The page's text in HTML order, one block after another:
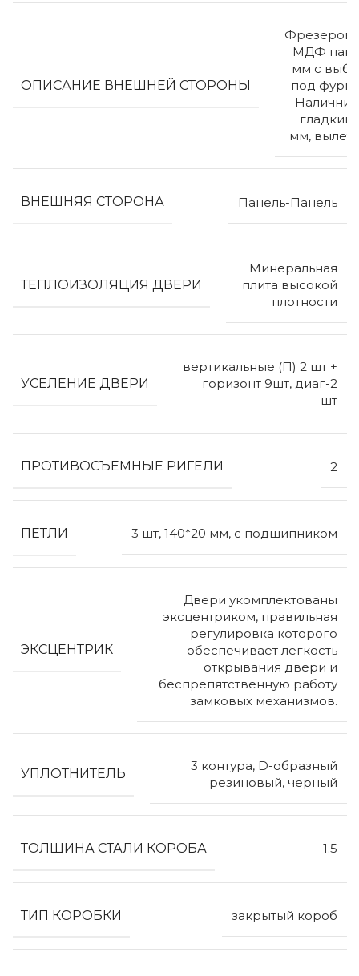
ОПИСАНИЕ ВНЕШНЕЙ СТОРОНЫ
МДФ
мм с
под
гладкий
мм, вылет
ВНЕШНЯЯ СТОРОНА Панель-Панель
ТЕПЛОИЗОЛЯЦИЯ ДВЕРИ
Минеральная
плита высокой
плотности
УСЕЛЕНИЕ ДВЕРИ
вертикальные (П) 2 шт +
горизонт 9шт, диаг-2
шт
ПРОТИВОСЪЕМНЫЕ РИГЕЛИ 2
ПЕТЛИ 3 шт, 140*20 мм, с подшипником
ЭКСЦЕНТРИК
Двери укомплектованы
эксцентриком, правильная
регулировка которого
обеспечивает легкость
открывания двери и
беспрепятственную работу
замковых механизмов.
УПЛОТНИТЕЛЬ
3 контура, D-образный
резиновый, черный
ТОЛЩИНА СТАЛИ КОРОБА 1.5
ТИП КОРОБКИ закрытый короб